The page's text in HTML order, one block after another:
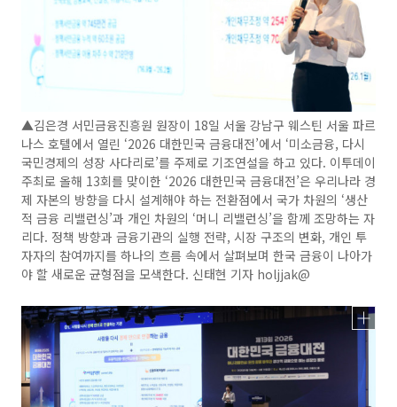
▲김은경 서민금융진흥원 원장이 18일 서울 강남구 웨스틴 서울 파르
나스 호텔에서 열린 ‘2026 대한민국 금융대전’에서 ‘미소금융, 다시
국민경제의 성장 사다리로’를 주제로 기조연설을 하고 있다. 이투데이
주최로 올해 13회를 맞이한 ‘2026 대한민국 금융대전’은 우리나라 경
제 자본의 방향을 다시 설계해야 하는 전환점에서 국가 차원의 ‘생산
적 금융 리밸런싱’과 개인 차원의 ‘머니 리밸런싱’을 함께 조망하는 자
리다. 정책 방향과 금융기관의 실행 전략, 시장 구조의 변화, 개인 투
자자의 참여까지를 하나의 흐름 속에서 살펴보며 한국 금융이 나아가
야 할 새로운 균형점을 모색한다. 신태현 기자 holjjak@